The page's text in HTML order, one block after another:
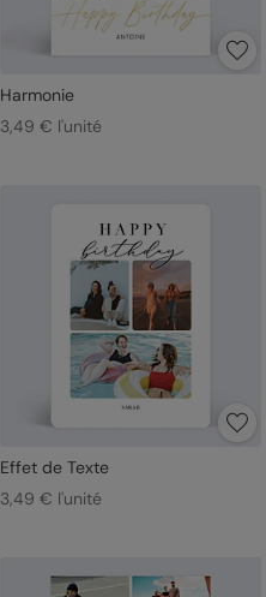
Harmonie
3,49 € l'unité
Effet de Texte
3,49 € l'unité